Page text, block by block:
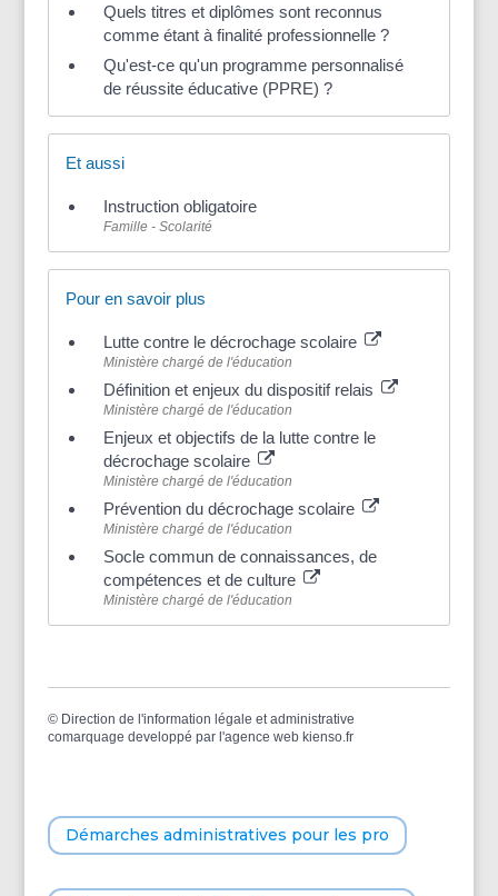
Quels titres et diplômes sont reconnus
comme étant à finalité professionnelle ?
Qu'est-ce qu'un programme personnalisé
de réussite éducative (PPRE) ?
Et aussi
Instruction obligatoire
Famille - Scolarité
Pour en savoir plus
Lutte contre le décrochage scolaire
Ministère chargé de l'éducation
Définition et enjeux du dispositif relais
Ministère chargé de l'éducation
Enjeux et objectifs de la lutte contre le
décrochage scolaire
Ministère chargé de l'éducation
Prévention du décrochage scolaire
Ministère chargé de l'éducation
Socle commun de connaissances, de
compétences et de culture
Ministère chargé de l'éducation
© Direction de l'information légale et administrative
comarquage developpé par l'agence web kienso.fr
Démarches administratives pour les pro